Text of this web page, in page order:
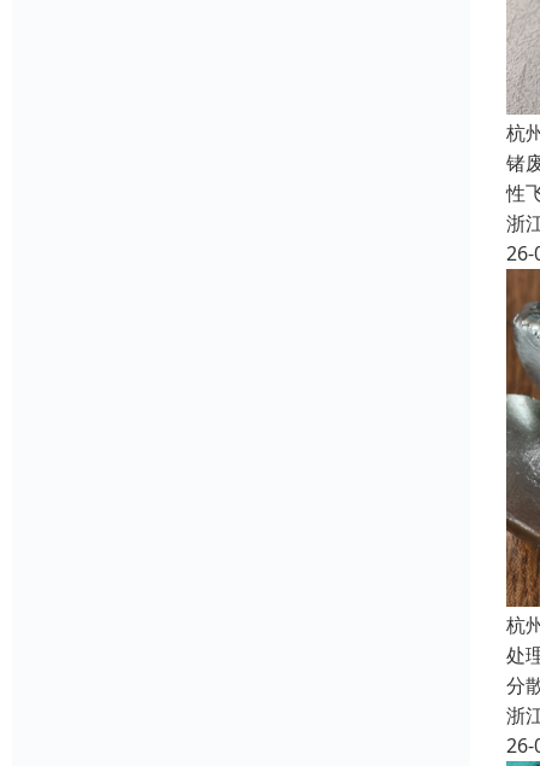
杭
锗
性
浙
26-
杭
处
分
浙
26-